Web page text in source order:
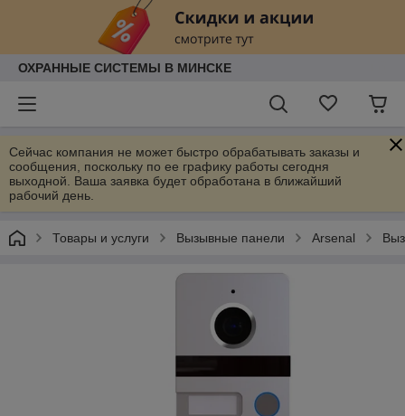
ОХРАННЫЕ СИСТЕМЫ В МИНСКЕ
Сейчас компания не может быстро обрабатывать заказы и
сообщения, поскольку по ее графику работы сегодня
выходной. Ваша заявка будет обработана в ближайший
рабочий день.
Товары и услуги Вызывные панели Arsenal